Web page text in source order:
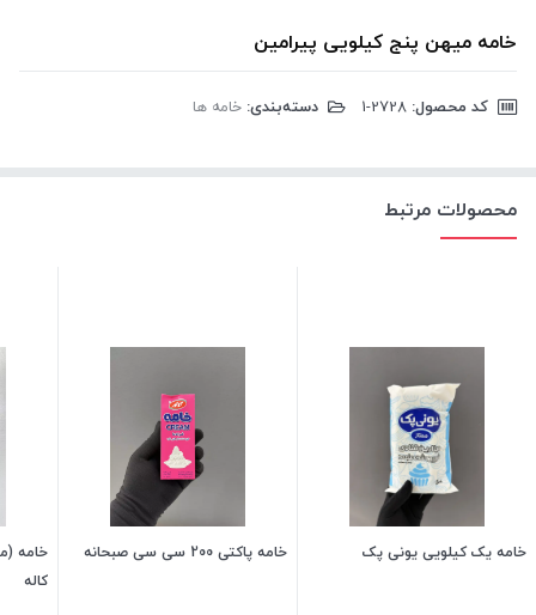
خامه میهن پنج کیلویی پیرامین
کد محصول: دسته‌بندی: خامه ها
محصولات مرتبط
خامه یک کیلویی یونی پک خامه پاکتی 200 سی سی صبحانه
کاله